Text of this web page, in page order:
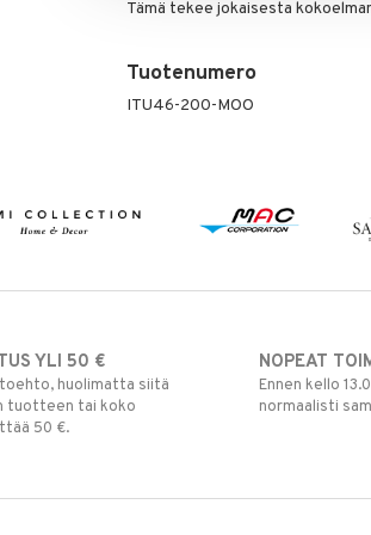
Tämä tekee jokaisesta
Tuotenumero
ITU46-200-MOO
YLI 50 €
huolimatta siitä
tuotteen tai koko
50 €.
NOPEAT
Ennen kello
normaalisti